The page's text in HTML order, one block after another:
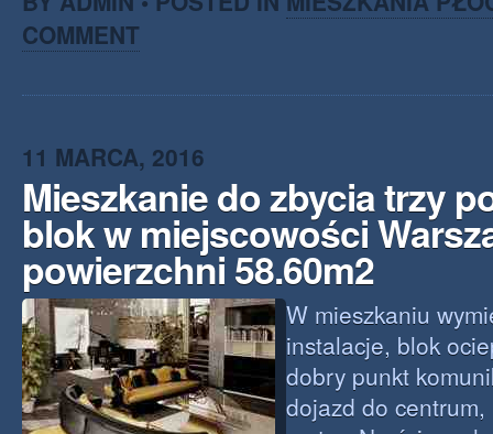
COMMENT
11 MARCA, 2016
Mieszkanie do zbycia trzy
blok w miejscowości
powierzchni 58.60m2
W mieszkaniu
instalacje, blok
dobry punkt
dojazd do